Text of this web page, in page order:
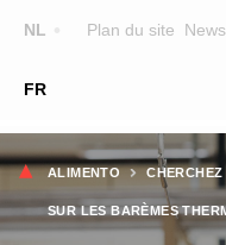
NL
FR
Plan du site
Main
navigation
FORMATION
FORMATEURS
Fil
d'Ariane
ALIMENTO
SUR LES BARÈMES